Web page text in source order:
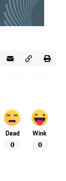
Dead
0
Wink
0